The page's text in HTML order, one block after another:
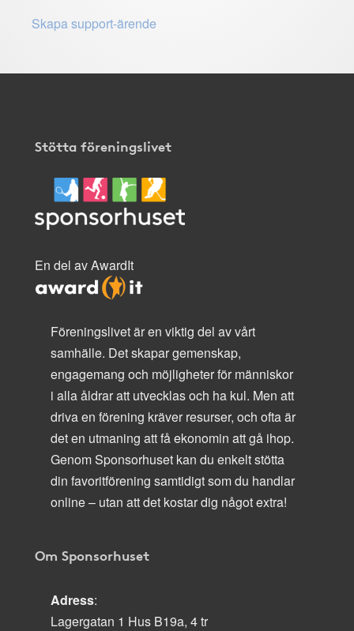
Skapa support-ärende
Stötta föreningslivet
En del av AwardIt
Föreningslivet är en viktig del av vårt
samhälle. Det skapar gemenskap,
engagemang och möjligheter för människor
i alla åldrar att utvecklas och ha kul. Men att
driva en förening kräver resurser, och ofta är
det en utmaning att få ekonomin att gå ihop.
Genom Sponsorhuset kan du enkelt stötta
din favoritförening samtidigt som du handlar
online – utan att det kostar dig något extra!
Om Sponsorhuset
Adress:
Lagergatan 1 Hus B19a, 4 tr